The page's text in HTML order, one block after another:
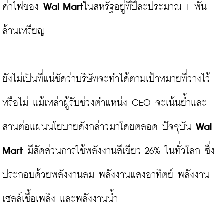
ค่าไฟของ Wal-Martในสหรัฐอยู่ที่ปีละประมาณ 1 พัน
ล้านเหรียญ
ยังไม่เป็นที่แน่ชัดว่าบริษัทจะทำได้ตามเป้าหมายที่วางไว้
หรือไม่ แม้เหล่าผู้รับช่วงตำแหน่ง CEO จะเน้นย้ำและ
สานต่อแผนนโยบายดังกล่าวมาโดยตลอด ปัจจุบัน Wal-
Mart มีสัดส่วนการใช้พลังงานสีเขียว 26% ในทั่วโลก ซึ่ง
ประกอบด้วยพลังงานลม พลังงานแสงอาทิตย์ พลังงาน
เซลล์เชื้อเพลิง และพลังงานน้ำ